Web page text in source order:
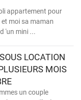
appartement pour
moi sa maman
'un mini ...
LOCATION
MOIS
un couple